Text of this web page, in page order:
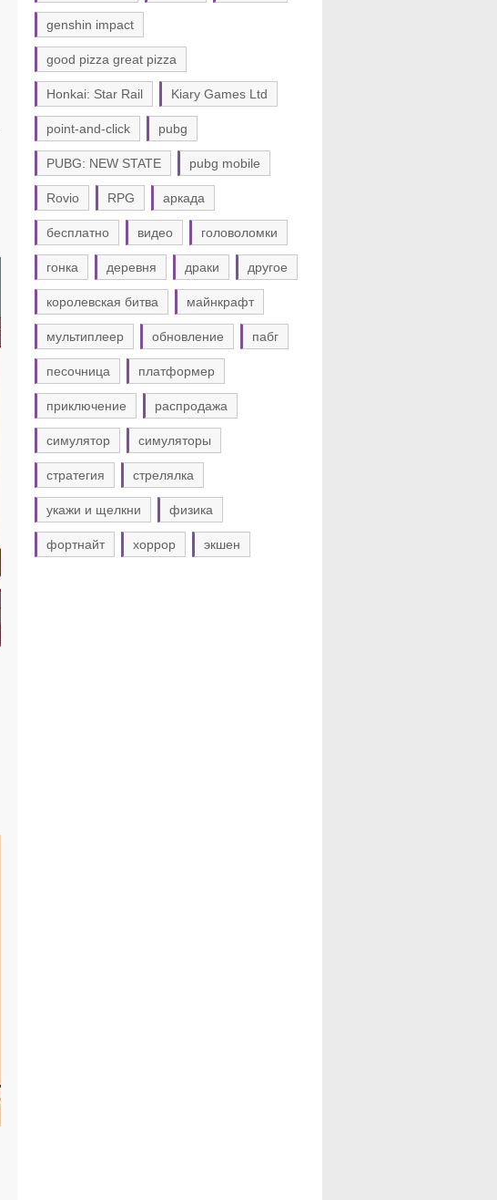
genshin impact
good pizza great pizza
Honkai: Star Rail Kiary Games Ltd
point-and-click pubg
PUBG: NEW STATE pubg mobile
Rovio RPG аркада
бесплатно видео головоломки
гонка деревня драки другое
королевская битва майнкрафт
мультиплеер обновление пабг
песочница платформер
приключение распродажа
симулятор симуляторы
стратегия стрелялка
укажи и щелкни физика
фортнайт хоррор экшен